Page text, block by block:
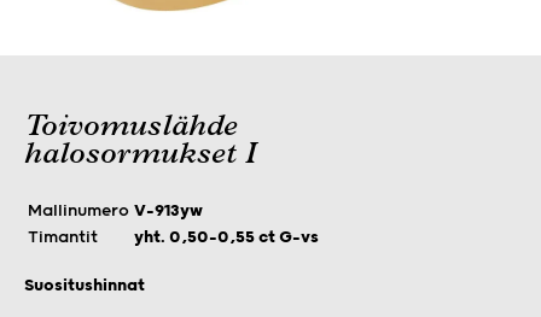
Toivomuslähde
halosormukset I
Mallinumero V-913yw
Timantit
yht. 0,50–0,55 ct G-vs
Suositushinnat